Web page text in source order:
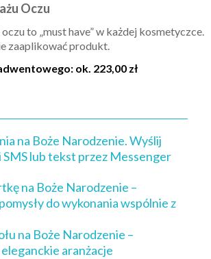
Oczu
to „must have” w każdej kosmetyczce.
zaaplikować produkt.
ok. 223,00 zł
na Boże Narodzenie. Wyślij
lub tekst przez Messenger
na Boże Narodzenie –
do wykonania wspólnie z
na Boże Narodzenie –
aranżacje